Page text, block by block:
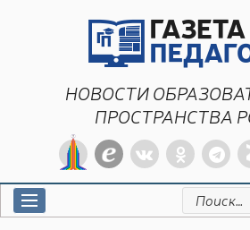
НОВОСТИ
ПРОСТРАНСТВА
Искать: